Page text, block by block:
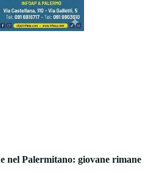
nel Palermitano: giovane rimane